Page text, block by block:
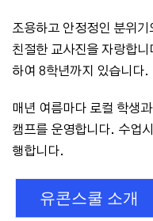
조용하고 안정정인 분위
친절한 교사진을 자랑합
하여 8학년까지 있습니다.
매년 여름마다 로컬 학생
캠프를 운영합니다. 수업
행합니다.
유콘스쿨 소개